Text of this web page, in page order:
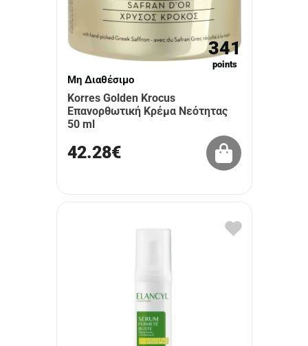
341
points
Μη Διαθέσιμο
Korres Golden Krocus
Επανορθωτική Κρέμα Νεότητας
50 ml
42.28€